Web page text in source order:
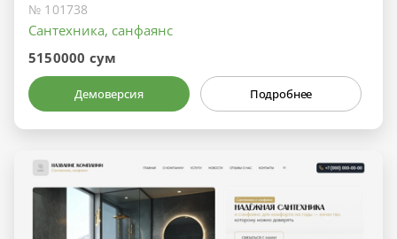
№ 101738
Сантехника, санфаянс
5150000 сум
Демоверсия Подробнее